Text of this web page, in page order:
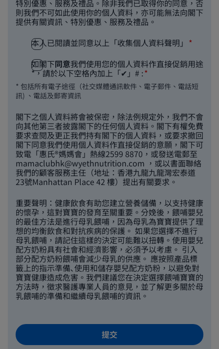
特別優惠、服務及禮品。除非我們已取得你的同意，否
則我們不可如此使用你的個人資料，亦可能無法向閣下
提供有關資訊、特別優惠、服務及禮品。
本人已閱讀並同意以上「收集個人資料聲明」
如閣下同意我們使用您的個人資料作直接促銷用途
*，請於以下空格內加上「✔」# :
* 包括所有電子途徑（社交媒體通訊軟件、電子郵件、電話短
訊) 、電話及郵寄資訊
閣下之個人資料將會被保密，除法例規定外，我們不會
向其他第三者披露閣下的任何個人資料。閣下有權免費
要求查閱及更正我們持有閣下的個人資料，或要求撤回
閣下同意我們使用個人資料作直接促銷的意願，閣下可
致電「惠氏®媽媽會」熱線2599 8870，或發送電郵至
mamaclubhk@wyethnutrition.com ，或以書面聯絡
我們的顧客服務主任（地址：香港九龍九龍灣宏泰道
23號Manhattan Place 42 樓）提出有關要求。
重要聲明：健康飲食有助您建立營養儲備，以支持健康
的懷孕，這對寶寶的發育至關重要。分娩後，餵哺嬰兒
的最佳方法是進行母乳餵哺，因為母乳為寶寶提供了理
想的均衡飲食和對抗疾病的保護。 如果您選擇不進行
母乳餵哺，請記住這樣的決定可能難以扭轉。使用嬰兒
配方奶粉具有社會和經濟影響，必須予以考慮。 引入
部分配方奶粉餵哺會減少母乳的供應。 應按照產品標
籤上的指示準備､使用和儲存嬰兒配方奶粉，以避免對
寶寶健康造成危害。我們建議您在決定選擇餵哺寶寶的
方法時，徵求醫護專業人員的意見，並了解更多關於母
乳餵哺的準備和繼續母乳餵哺的資訊。